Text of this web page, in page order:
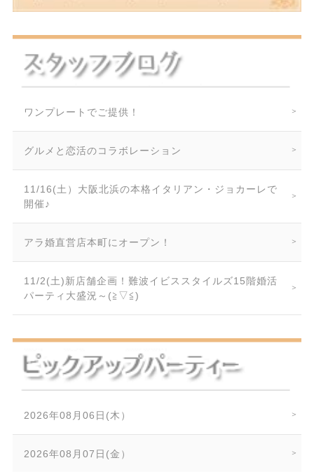
ワンプレートでご提供！
グルメと恋活のコラボレーション
11/16(土）大阪北浜の本格イタリアン・ジョカーレで
開催♪
アラ婚直営店本町にオープン！
11/2(土)新店舗企画！難波イビススタイルズ15階婚活
パーティ大盛況～(≧▽≦)
2026年08月06日(木）
2026年08月07日(金）